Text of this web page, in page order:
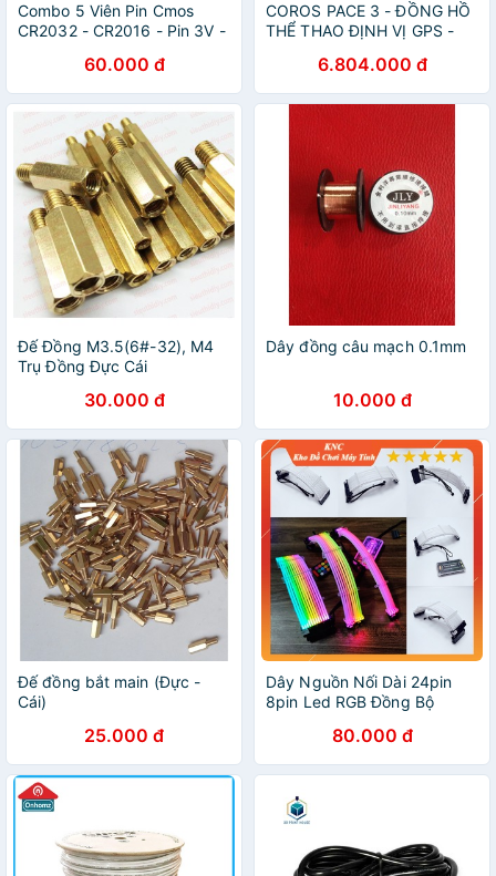
Combo 5 Viên Pin Cmos
CR2032 - CR2016 - Pin 3V -
laptop, các thiết bị điện,
đồng hồ, huyết áp
60.000 đ
COROS PACE 3 - ĐỒNG HỒ
THỂ THAO ĐỊNH VỊ GPS -
WHT-N , WPACE3-BLK ,
WPACE3-WHT, WPACE3-INK
,WPACE3-CHK
6.804.000 đ
Đế Đồng M3.5(6#-32), M4
Trụ Đồng Đực Cái
30.000 đ
Dây đồng câu mạch 0.1mm
10.000 đ
Đế đồng bắt main (Đực -
Cái)
25.000 đ
Dây Nguồn Nối Dài 24pin
8pin Led RGB Đồng Bộ
Coomoon RGB, hàng Ambino
80.000 đ